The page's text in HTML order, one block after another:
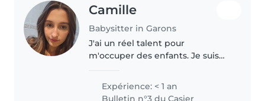
Camille
Babysitter in Garons
J'ai un réel talent pour
m'occuper des enfants. Je suis
d'adolescents et d'enfants d'âge
scolaire, et j'aime beaucoup les
Expérience: < 1 an
Bulletin n°3 du Casier